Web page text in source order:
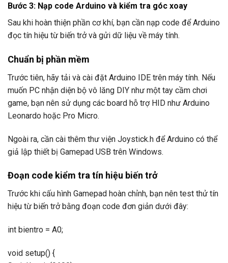
Bước 3: Nạp code Arduino và kiểm tra góc xoay
Sau khi hoàn thiện phần cơ khí, bạn cần nạp code để Arduino
đọc tín hiệu từ biến trở và gửi dữ liệu về máy tính.
Chuẩn bị phần mềm
Trước tiên, hãy tải và cài đặt Arduino IDE trên máy tính. Nếu
muốn PC nhận diện bộ vô lăng DIY như một tay cầm chơi
game, bạn nên sử dụng các board hỗ trợ HID như Arduino
Leonardo hoặc Pro Micro.
Ngoài ra, cần cài thêm thư viện Joystick.h để Arduino có thể
giả lập thiết bị Gamepad USB trên Windows.
Đoạn code kiểm tra tín hiệu biến trở
Trước khi cấu hình Gamepad hoàn chỉnh, bạn nên test thử tín
hiệu từ biến trở bằng đoạn code đơn giản dưới đây:
int bientro = A0;
void setup() {